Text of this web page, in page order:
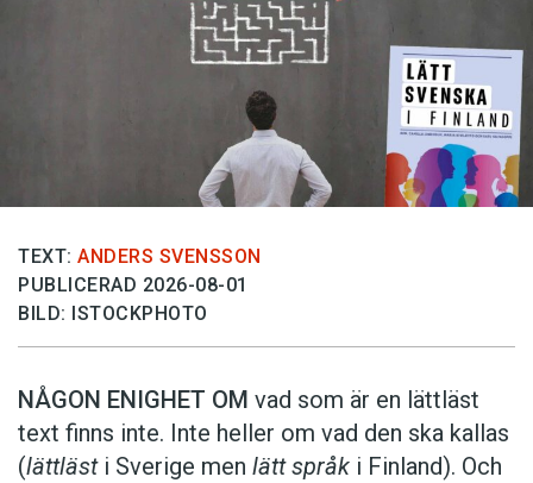
TEXT: ANDERS SVENSSON
PUBLICERAD 2026-08-01
BILD: ISTOCKPHOTO
NÅGON ENIGHET OM vad som är en lättläst
text finns inte. Inte heller om vad den ska kallas
(lättlästi Sverige men lätt språk i Finland). Och